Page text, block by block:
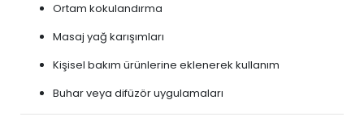
Ortam kokulandırma
Masaj yağ karışımları
Kişisel bakım ürünlerine eklenerek kullanım
Buhar veya difüzör uygulamaları